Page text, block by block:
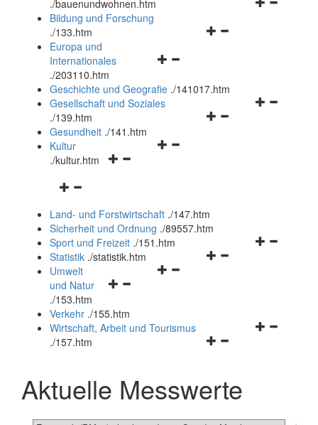
./bauenundwohnen.htm
Navigationsmenü
Bildung und Forschung
./133.htm
Navigationsmenü
und
schließen
Europa und
Internationales
./203110.htm
Geschichte und Geografie ./141017.htm
Navigationsmenü
Gesellschaft und Soziales
./139.htm
Navigationsmenü
Gesundheit ./141.htm
Navigationsmenü
Kultur
./kultur.htm
Navigationsmenü
und
schließen
Land- und Forstwirtschaft ./147.htm
Sicherheit und Ordnung ./89557.htm
Navigationsmenü
Sport und Freizeit ./151.htm
Navigationsmenü
Statistik ./statistik.htm
Navigationsmenü
und
schließen
Umwelt
und Natur
./153.htm
Verkehr ./155.htm
Navigationsmenü
schließen
Wirtschaft, Arbeit und Tourismus
./157.htm
Aktuelle Messwerte